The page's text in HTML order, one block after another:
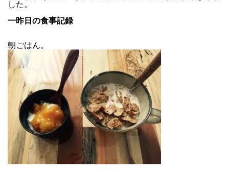
した。
一昨日の食事記録
朝ごはん。